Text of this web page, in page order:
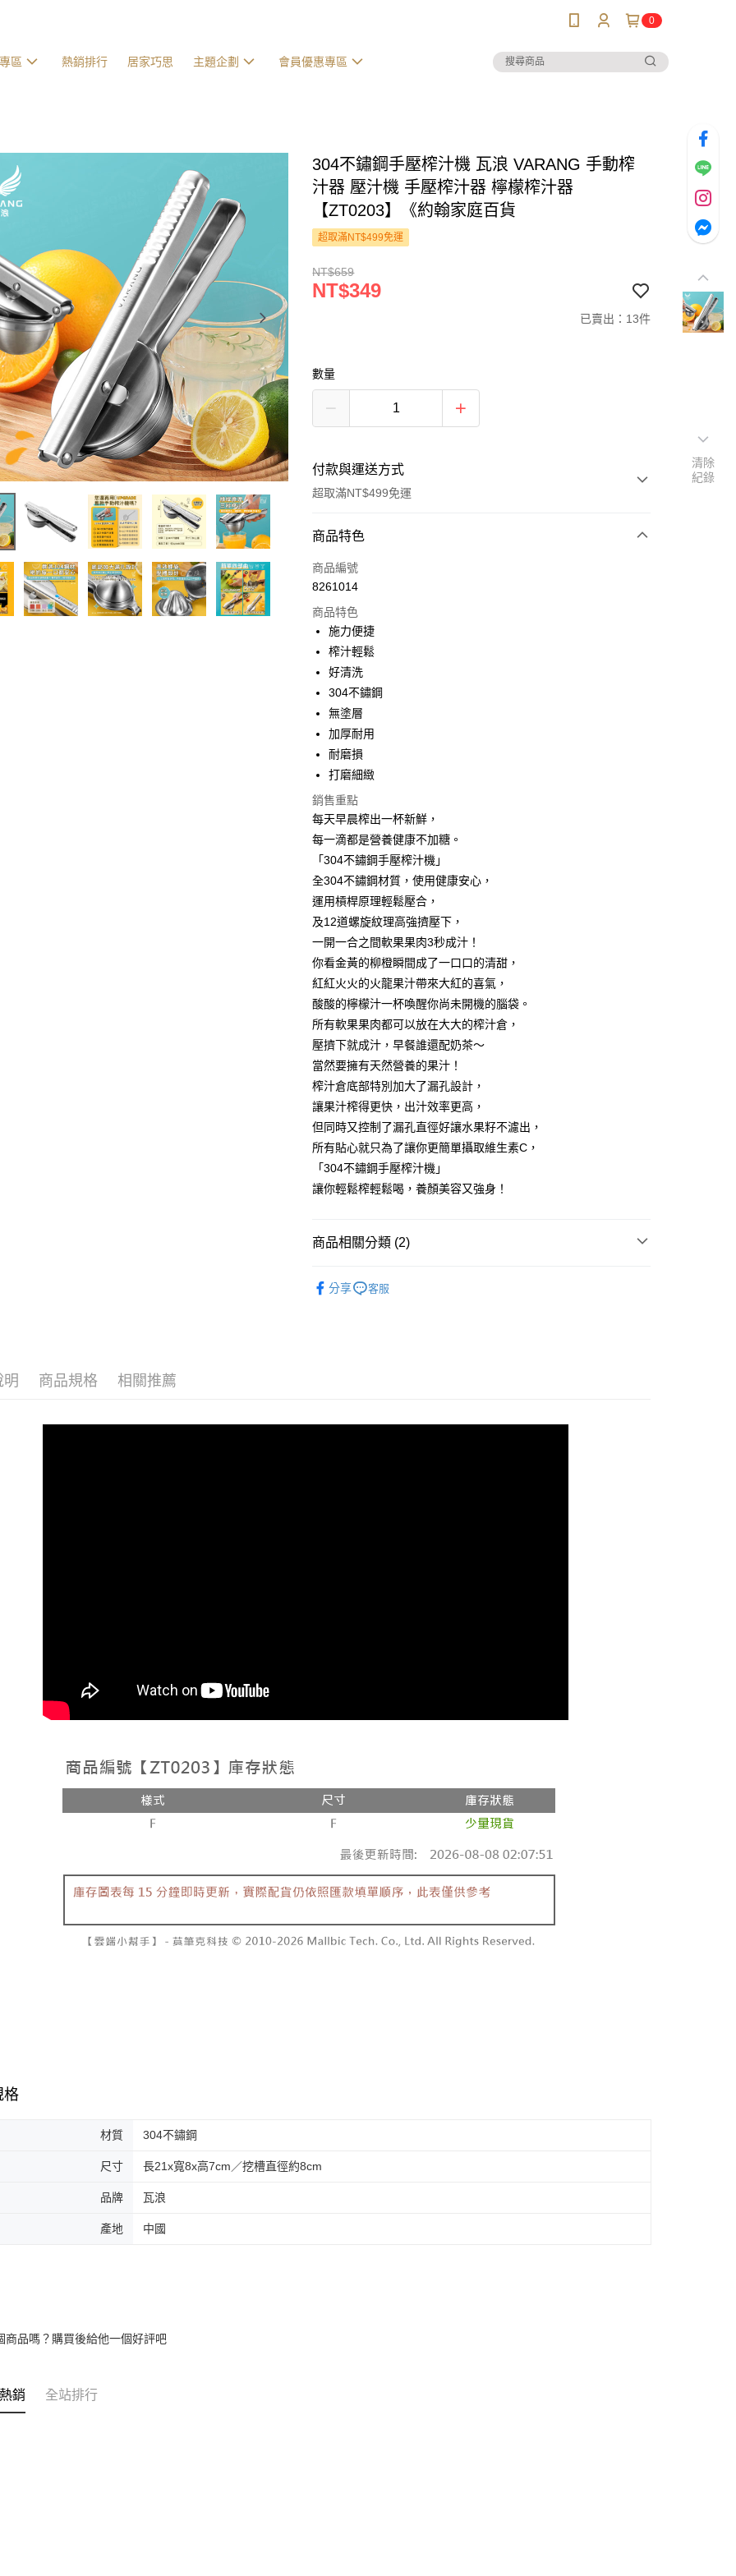
0
區 熱銷排行 居家巧思 主題企劃 會員優惠專區
304不鏽鋼手壓榨汁機 瓦浪 VARANG 手動榨
汁器 壓汁機 手壓榨汁器 檸檬榨汁器
【ZT0203】《約翰家庭百貨
超取滿NT$499免運
NT$659
NT$349
已賣出：13件
數量
付款與運送方式
超取滿NT$499免運
付款方式
信用卡一次付款
LINE Pay
Apple Pay
街口支付
悠遊付
AFTEE先享後付
相關說明
【關於「AFTEE先享後付」】
AFTEE先享後付是「在收到商品之後才付款」的支付方式。 讓您購物簡單
便利好安心！
１．簡單：不需註冊會員、不需綁卡、不需儲值。
２．便利：只要手機號碼，簡訊認證，即可結帳。
３．安心：先確認商品／服務後，再付款。
【「AFTEE先享後付」結帳流程】
１．於結帳方式選擇「AFTEE先享後付」後，將跳轉至「AFTEE先享後
付」結帳頁面，進行簡訊認證並確認金額後，即可完成結帳。
２．訂單成立數日內，您將收到繳費通知簡訊。
３．收到繳費通知簡訊後14天內，點擊此簡訊中的連結，可透過四大超商
／ATM／網路銀行／等多元方式進行付款，方視為交易完成。
※ 請注意：結帳手續完成當下不需立刻繳費，但若您需要取消訂單，請聯
絡購買商品的店家。未經商家同意取消之訂單仍視為有效，需透過AFTEE
先享後付繳納相關費用。
※ 交易是否成功請以「AFTEE先享後付 」之結帳頁面顯示為準，若有關於
是否繳費成功／繳費後需取消欲退款等相關疑問，請聯繫「AFTEE先享後
付客戶支援中心」https://netprotections.freshdesk.com/support/home
【注意事項】
１．透過由恩沛科技股份有限公司提供之「AFTEE先享後付」服務完成之
交易，需依本服務之必要範圍內提供個人資料，並將交易相關給付款項請
求債權轉讓予恩沛科技股份有限公司。
https://aftee.tw/terms/#terms3
３．未成年的使用者請事先徵得法定代理人或監護人之同意方可使用
「AFTEE先享後付」，若未經同意申辦者引起之損失，本公司不負相關責
任。
結果請求用戶進行身份認證。
動。
ATM付款
運送方式
全家取貨付款
每筆NT$60，滿NT$499(含以上)免運費
7-11取貨付款
7-11取貨(快速到店)
每筆NT$115
宅配
每筆NT$100，滿NT$799(含以上)免運費
離島宅配
每筆NT$150
商品特色
商品編號
8261014
商品特色
施力便捷
榨汁輕鬆
好清洗
304不鏽鋼
無塗層
加厚耐用
耐磨損
打磨細緻
銷售重點
每天早晨榨出一杯新鮮，
每一滴都是營養健康不加糖。
「304不鏽鋼手壓榨汁機」
全304不鏽鋼材質，使用健康安心，
運用槓桿原理輕鬆壓合，
及12道螺旋紋理高強擠壓下，
一開一合之間軟果果肉3秒成汁！
你看金黃的柳橙瞬間成了一口口的清甜，
紅紅火火的火龍果汁帶來大紅的喜氣，
酸酸的檸檬汁一杯喚醒你尚未開機的腦袋。
所有軟果果肉都可以放在大大的榨汁倉，
壓擠下就成汁，早餐誰還配奶茶～
當然要擁有天然營養的果汁！
榨汁倉底部特別加大了漏孔設計，
讓果汁榨得更快，出汁效率更高，
但同時又控制了漏孔直徑好讓水果籽不濾出，
所有貼心就只為了讓你更簡單攝取維生素C，
「304不鏽鋼手壓榨汁機」
讓你輕鬆榨輕鬆喝，養顏美容又強身！
商品相關分類 (2)
分享 客服
明 商品規格 相關推薦
格
材質 304不鏽鋼
尺寸 長21x寬8x高7cm／挖槽直徑約8cm
品牌 瓦浪
產地 中國
商品嗎？購買後給他一個好評吧
銷 全站排行
清除
紀錄